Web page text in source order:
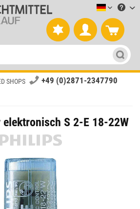
SHOPS +49 (0)2871-2347790
S 2-E 18-22W